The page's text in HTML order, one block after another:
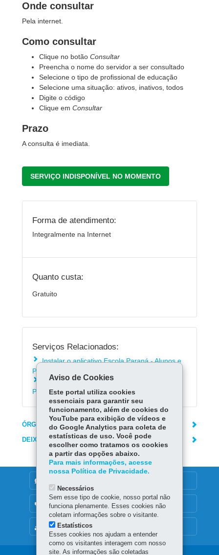
Onde consultar
Pela internet.
Como consultar
Clique no botão Consultar
Preencha o nome do servidor a ser consultado
Selecione o tipo de profissional de educação
Selecione uma situação: ativos, inativos, todos
Digite o código
Clique em Consultar
Prazo
A consulta é imediata.
SERVIÇO INDISPONÍVEL NO MOMENTO
Forma de atendimento:
Integralmente na Internet
Quanto custa:
Gratuito
Serviços Relacionados:
Instalar o aplicativo Escola Paraná - Alunos e
Pais
Consultar Informações de RH para
Profissionais da Rede Estadual de Ensino
ÓRGÃO RESPONSÁVEL
DEIXE SUA OPINIÃO
MAPA DO SITE
OUVIDORIA
Aviso de Cookies
Este portal utiliza cookies
essenciais para garantir seu
funcionamento, além de cookies do
YouTube para exibição de vídeos e
do Google Analytics para coleta de
estatísticas de uso. Você pode
escolher como tratamos os cookies
a partir das opções abaixo.
Para mais informações, acesse
nossa Política de Privacidade.
Necessários
Sem esse tipo de cookie, nosso portal não
funciona plenamente. Esses cookies não
coletam informações sobre o visitante.
Estatísticos
Esses cookies nos ajudam a entender
como os visitantes interagem com nosso
site. As informações são coletadas